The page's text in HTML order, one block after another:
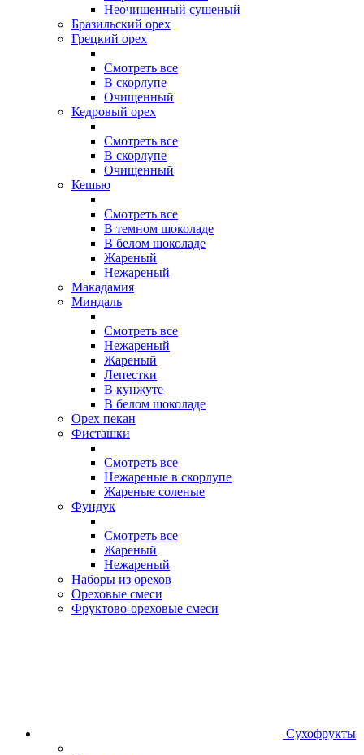
Неочищенный сушеный
Бразильский орех
Грецкий орех
Смотреть все
В скорлупе
Очищенный
Кедровый орех
Смотреть все
В скорлупе
Очищенный
Кешью
Смотреть все
В темном шоколаде
В белом шоколаде
Жареный
Нежареный
Макадамия
Миндаль
Смотреть все
Нежареный
Жареный
Лепестки
В кунжуте
В белом шоколаде
Орех пекан
Фисташки
Смотреть все
Нежареные в скорлупе
Жареные соленые
Фундук
Смотреть все
Жареный
Нежареный
Наборы из орехов
Ореховые смеси
Фруктово-ореховые смеси
Сухофрукты